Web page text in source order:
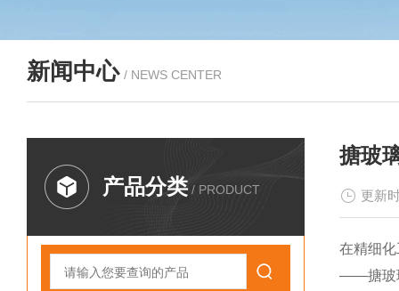
新闻中心 / NEWS CENTER
产品分类 / PRODUCT
搪玻
更新
在精细
——搪玻